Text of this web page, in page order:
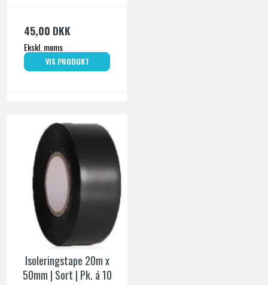
45,00 DKK
Ekskl. moms
VIS PRODUKT
Isoleringstape 20m x
50mm | Sort | Pk. á 10